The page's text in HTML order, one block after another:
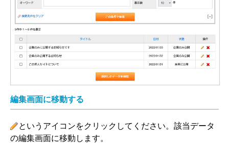
編集画面に移動する
編集
というアイコンをクリックしてください。該当データ
の編集画面に移動します。